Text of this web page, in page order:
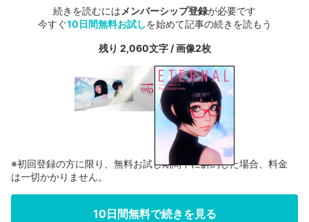
続きを読むには メンバーシップ登録が必要です
今すぐ10日間無料お試しを始めて記事の続きを読もう
残り 2,060文字 / 画像2枚
※初回登録の方に限り、無料お試し期間中に解約した場合、料金
は一切かかりません。
10日間無料で続きを見る